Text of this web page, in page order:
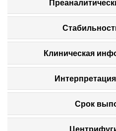
Клиническая
Срок